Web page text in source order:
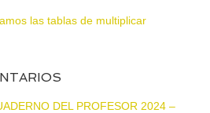
las tablas de multiplicar
DEL PROFESOR 2024 –